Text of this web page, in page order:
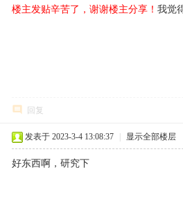
楼主发贴辛苦了，谢谢楼主分享！ 我觉
回复
发表于 2023-3-4 13:08:37 显示全部楼层
好东西啊，研究下